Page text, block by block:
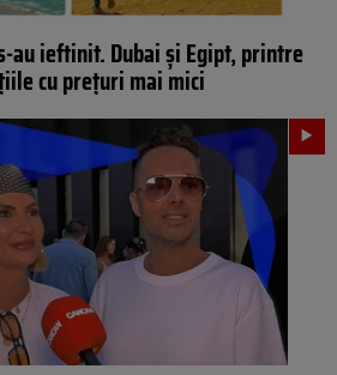
au ieftinit. Dubai și Egipt, printre
cu prețuri mai mici